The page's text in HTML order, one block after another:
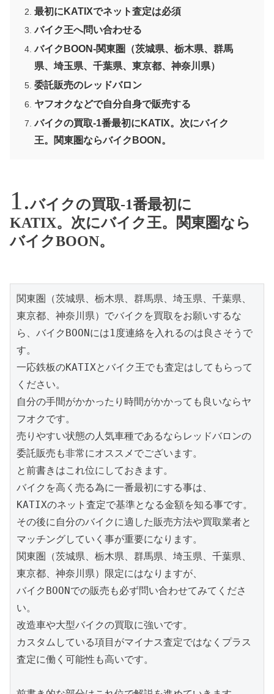
最初にKATIXでネット査定は必須
バイク王へ問い合わせる
バイクBOON-関東圏（茨城県、栃木県、群馬
県、埼玉県、千葉県、東京都、神奈川県）
委託販売のレッドバロン
ヤフオクなどで自分自身で販売する
バイクの買取-1番最初にKATIX。次にバイク
王。関東圏ならバイクBOON。
バイクの買取-1番最初に
KATIX。次にバイク王。関東圏なら
バイクBOON。
関東圏（茨城県、栃木県、群馬県、埼玉県、千葉県、
東京都、神奈川県）でバイクを買取をお願いするな
ら、バイクBOONには1度連絡を入れるのは良さそうで
す。
一応鉄板のKATIXとバイク王でも査定はしてもらって
ください。
自分の手間がかかったり時間がかかっても良いならヤ
フオクです。
売りやすい状態の人気車種であるならレッドバロンの
委託販売も非常にオススメでございます。
と前書きはこれ位にしておきます。
バイクを高く売る為に一番最初にする事は、
KATIXのネット査定で基準となる金額を知る事です。
その後に自分のバイクに適した販売方法や買取業者と
マッチングしていく事が重要になります。
関東圏（茨城県、栃木県、群馬県、埼玉県、千葉県、
東京都、神奈川県）限定にはなりますが、
バイクBOONでの販売も必ず問い合わせてみてくださ
い。
改造車や大型バイクの買取に強いです。
カスタムしている項目がマイナス査定ではなくプラス
査定に働く可能性も高いです。